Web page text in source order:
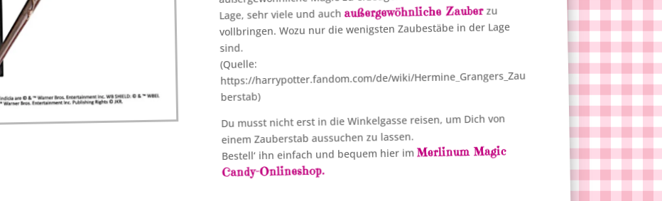
Lage, sehr viele und auchaußergewöhnliche Zauberzu
vollbringen. Wozu nur die wenigsten Zaubestäbe​ in der Lage
sind.
(Quelle:
https://harrypotter.fandom.com/de/wiki/Hermine_Grangers_Zau
berstab)
Du musst nicht erst in die Winkelgasse reisen, um Dich von
einem Zauberstab aussuchen zu lassen.
Bestell‘ ihn einfach und bequem hier imMerlinum Magic
Candy-Onlineshop.